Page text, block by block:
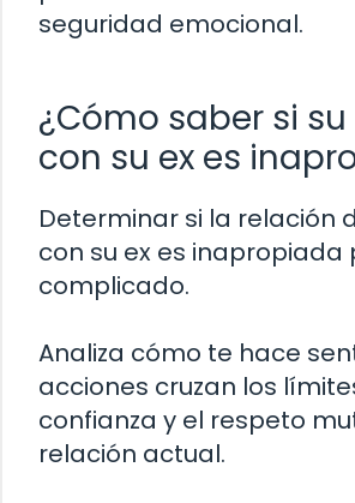
seguridad emocional.
¿Cómo saber si
con su ex es
Determinar si la relación
con su ex es inapropiada
complicado.
Analiza cómo te hace
acciones cruzan los
confianza y el respeto
relación actual.